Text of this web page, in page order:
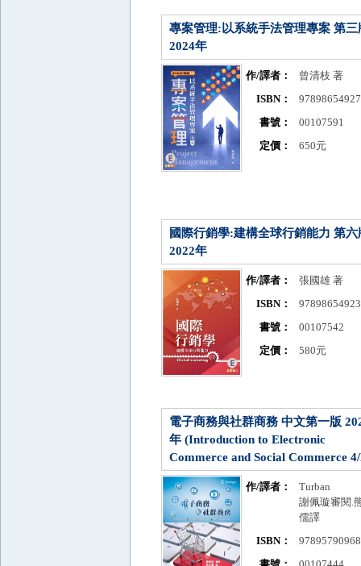
專案管理:以系統手法管理專案 第三
2024年
作/譯者：
曾清枝 著
ISBN：
書號：
00107591
定價：
650元
國際行銷學:建構全球行銷能力 第六
2022年
作/譯者：
張國雄 著
ISBN：
書號：
00107542
定價：
580元
電子商務與社群商務 中文第一版
年 (Introduction to Electronic
Commerce and Social Commerce
作/譯者：
Turban
謝佩璇審閱.
儒譯
ISBN：